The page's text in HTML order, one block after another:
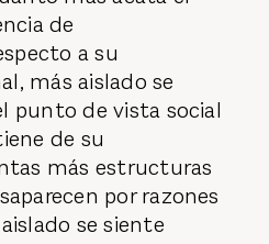
de
a su
más aislado se
punto de vista social
de su
más estructuras
por razones
aislado se siente